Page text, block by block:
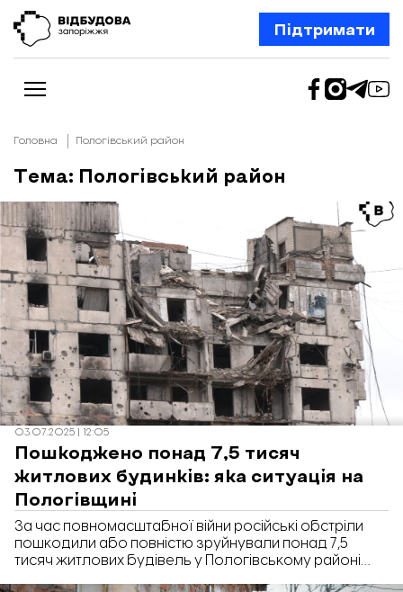
Підтримати
Новини
Відбудова Запоріжжя
Ексклюзив
Бізнес
Шлях додому
Відбудова. Життя
Колонки
Про нас
Редакційна політика
Головна Пологівський район
Тема: Пологівський район
03.07.2025 | 12:05
Пошкоджено понад 7,5 тисяч
житлових будинків: яка ситуація на
Пологівщині
За час повномасштабної війни російські обстріли
пошкодили або повністю зруйнували понад 7,5
тисяч житлових будівель у Пологівському районі